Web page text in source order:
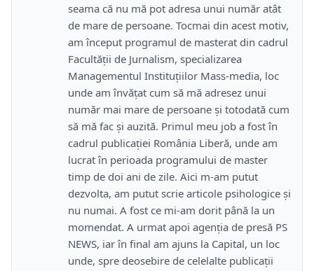
seama că nu mă pot adresa unui număr atât
de mare de persoane. Tocmai din acest motiv,
am început programul de masterat din cadrul
Facultății de Jurnalism, specializarea
Managementul Instituțiilor Mass-media, loc
unde am învățat cum să mă adresez unui
număr mai mare de persoane și totodată cum
să mă fac și auzită. Primul meu job a fost în
cadrul publicației România Liberă, unde am
lucrat în perioada programului de master
timp de doi ani de zile. Aici m-am putut
dezvolta, am putut scrie articole psihologice și
nu numai. A fost ce mi-am dorit până la un
momendat. A urmat apoi agenția de presă PS
NEWS, iar în final am ajuns la Capital, un loc
unde, spre deosebire de celelalte publicații